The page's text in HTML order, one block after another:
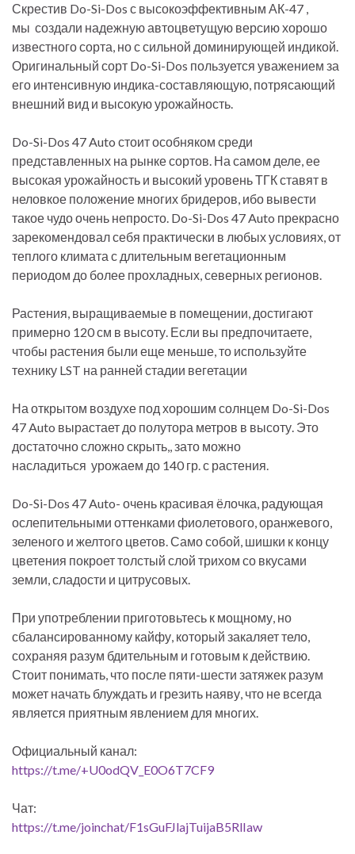
Скрестив Do-Si-Dos с высокоэффективным АК-47 ,
мы создали надежную автоцветущую версию хорошо
известного сорта, но с сильной доминирующей индикой.
Оригинальный сорт Do-Si-Dos пользуется уважением за
его интенсивную индика-составляющую, потрясающий
внешний вид и высокую урожайность.
Do-Si-Dos 47 Auto стоит особняком среди
представленных на рынке сортов. На самом деле, ее
высокая урожайность и высокий уровень ТГК ставят в
неловкое положение многих бридеров, ибо вывести
такое чудо очень непросто. Do-Si-Dos 47 Auto прекрасно
зарекомендовал себя практически в любых условиях, от
теплого климата с длительным вегетационным
периодом до более прохладных, северных регионов.
Растения, выращиваемые в помещении, достигают
примерно 120 см в высоту. Если вы предпочитаете,
чтобы растения были еще меньше, то используйте
технику LST на ранней стадии вегетации
На открытом воздухе под хорошим солнцем Do-Si-Dos
47 Auto вырастает до полутора метров в высоту. Это
достаточно сложно скрыть,, зато можно
насладиться урожаем до 140 гр. с растения.
Do-Si-Dos 47 Auto- очень красивая ёлочка, радующая
ослепительными оттенками фиолетового, оранжевого,
зеленого и желтого цветов. Само собой, шишки к концу
цветения покроет толстый слой трихом со вкусами
земли, сладости и цитрусовых.
При употреблении приготовьтесь к мощному, но
сбалансированному кайфу, который закаляет тело,
сохраняя разум бдительным и готовым к действию.
Стоит понимать, что после пяти-шести затяжек разум
может начать блуждать и грезить наяву, что не всегда
является приятным явлением для многих.
Официальный канал:
https://t.me/+U0odQV_E0O6T7CF9
Чат:
https://t.me/joinchat/F1sGuFJlajTuijaB5RlIaw